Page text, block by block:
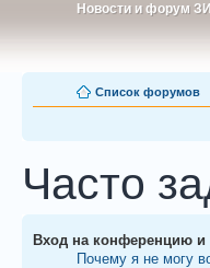
Новости и форум
Новости и форум
Список форумов
Часто
Вход на конференцию и
Почему я не могу